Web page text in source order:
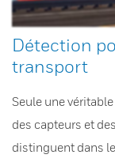
Détection
transport
Seule une
des capteurs et
distinguent dans